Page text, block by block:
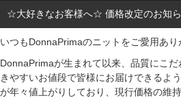
☆大好きなお客様へ☆ 価格改定のお知
いつもDonnaPrimaのニットをご愛用あり
DonnaPrimaが生まれて以来、品質にこ
きやすいお値段で皆様にお届けできるよ
が年々値上がりしており、現行価格の維